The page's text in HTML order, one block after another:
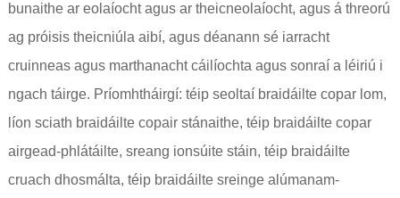
bunaithe ar eolaíocht agus ar theicneolaíocht, agus á threorú
ag próisis theicniúla aibí, agus déanann sé iarracht
cruinneas agus marthanacht cáilíochta agus sonraí a léiriú i
ngach táirge. Príomhtháirgí: téip seoltaí braidáilte copar lom,
líon sciath braidáilte copair stánaithe, téip braidáilte copar
airgead-phlátáilte, sreang ionsúite stáin, téip braidáilte
cruach dhosmálta, téip braidáilte sreinge alúmanam-